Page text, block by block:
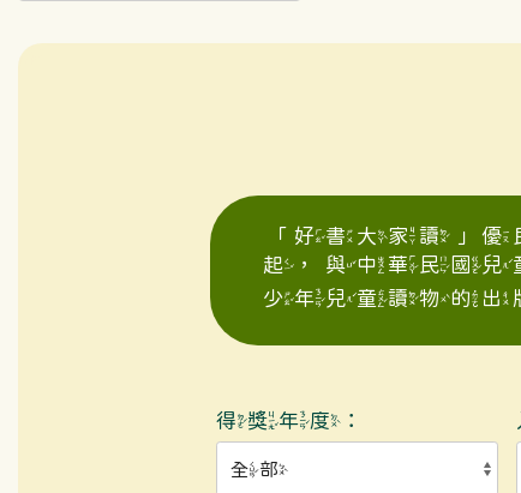
「好書大家讀」
起，與中華民國
少年兒童讀物的出
得獎年度：